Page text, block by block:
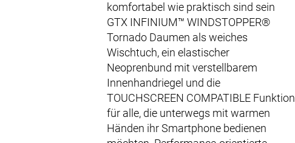
komfortabel wie praktisch sind sein
GTX INFINIUM™ WINDSTOPPER®
Tornado Daumen als weiches
Wischtuch, ein elastischer
Neoprenbund mit verstellbarem
Innenhandriegel und die
TOUCHSCREEN COMPATIBLE Funktion
für alle, die unterwegs mit warmen
Händen ihr Smartphone bedienen